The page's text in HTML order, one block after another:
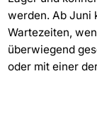
werden. Ab Juni
Wartezeiten,
überwiegend
oder mit einer